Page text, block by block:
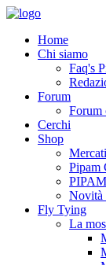
Home
Chi siamo
Faq's
Forum
Forum
Cerchi
Shop
Pipam
Novità
Fly Tying
La